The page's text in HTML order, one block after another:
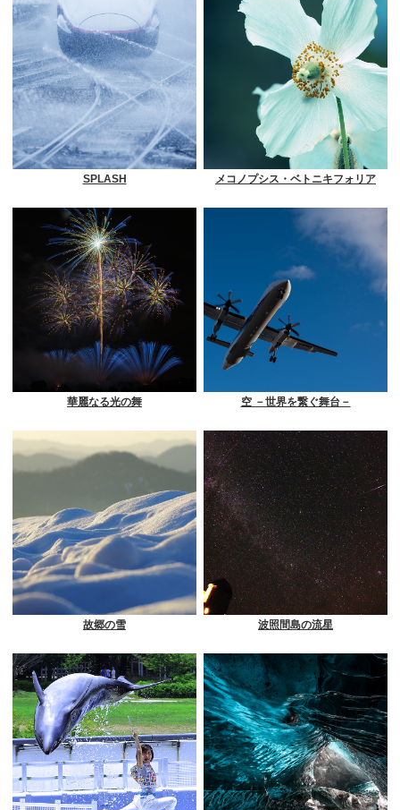
SPLASH メコノプシス・ベトニキフォリア
華麗なる光の舞 空 －世界を繋ぐ舞台－
故郷の雪 波照間島の流星